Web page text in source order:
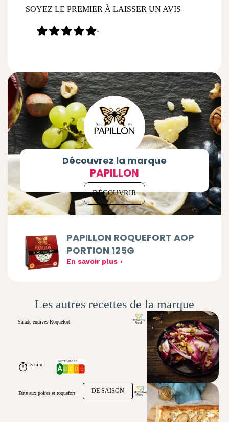
SOYEZ LE PREMIER À LAISSER UN AVIS
-
Découvrez la marque
PAPILLON
DÉCOUVRIR
PAPILLON ROQUEFORT AOP
PORTION 125G
En savoir plus
Les autres recettes de la marque
Salade endives Roquefort
5 min
DE SAISON
Tarte aux poires et roquefort